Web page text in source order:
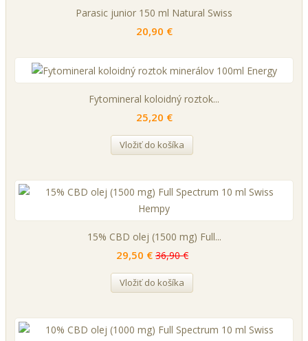
Parasic junior 150 ml Natural Swiss
20,90 €
Fytomineral koloidný roztok...
25,20 €
Vložiť do košíka
15% CBD olej (1500 mg) Full...
29,50 € 36,90 €
Vložiť do košíka